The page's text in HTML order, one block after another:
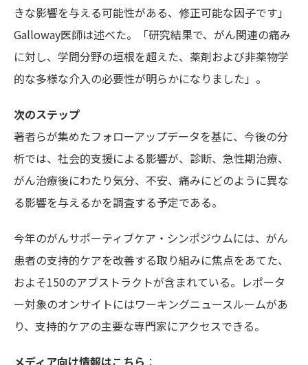
きな影響を与える可能性がある、修正可能な因子です」
Galloway医師は述べた。「研究結果で、がん関連の痛み
に対し、学問分野の垣根を超えた、薬剤および非薬物学
的な多様な介入の必要性が明らかになりました」。
次のステップ
著者らが集めたフォローアップデータを基に、今後の分
析では、社会的支援による影響が、診断、急性期治療、
がん治療後にわたり気分、不安、痛みにどのように異な
る影響を与えるかを調査する予定である。
今年のがんサポーティブケア・シンポジウムには、がん
患者の支持的ケアを改善する取り組みに焦点をあてた、
およそ150のアブストラクトが含まれている。レポータ
ー対象のオンサイトにはワーキングニュースルームがあ
り、支持的ケアの主要な専門家にアクセスできる。
メディア向け情報はこちら ：